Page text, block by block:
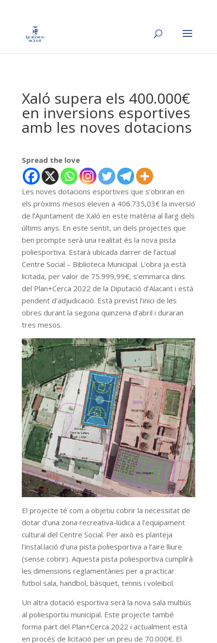
Xaló supera els 400.000€
en inversions esportives
amb les noves dotacions
Spread the love
Les noves dotacions esportives que s’obriran en
els pròxims mesos eleven a 406.735,03€ la inversió
de l’Ajuntament de Xaló en este matèria al llarg dels
últims anys. En este sentit, un dels projectes que
ben prompte serà una realitat és la nova pista
poliesportiva. Estarà ubicada darrer de l’actual
Centre Social – Biblioteca Municipal. L’obra ja està
licitada, per valor de 75.999,99€, s’emmarca dins
del Plan+Cerca 2022 de la Diputació d’Alacant i està
pendent d’adjudicació. Està previst l’inici de les
obres durant la segona quinzena d’abril i duraran
tres mesos.
El projecte té com a objetiu cobrir la necessitat de
dotar d’una zona recreativa-lúdica a l’equipament
cultural del Centre Social. Per això es planteja
l’instal.lació d’una pista poliesportiva a l’aire lliure
(sense cobrir). Aquesta pista poliesportiva cumplirà
les dimensions reglamentàries per a practicar
futbol sala, handbol, bàsquet, tennis i voleibol.
Un altra dotació esportiva serà la nova sala multiús
al poliesportiu municipal. Este projecte també
forma part del Plan+Cerca 2022 i actualment està
en procés de licitació per un preu de 70.000€. El